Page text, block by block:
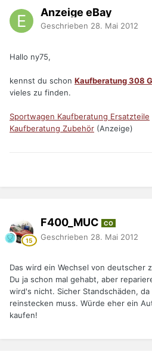
Anzeige eBay
Geschrieben 28. Mai 2012
Hallo ny75,
kennst du schon Kaufberatung 308
vieles zu finden.
Sportwagen Kaufberatung Ersatzteile
Kaufberatung Zubehör (Anzeige)
F400_MUC CO
Geschrieben 28. Mai 2012
Das wird ein Wechsel von deutscher
Du ja schon mal gehabt, aber
wird's nicht. Sicher Standschäden,
reinstecken muss. Würde eher ein
kaufen!